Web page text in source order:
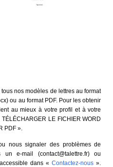
nos modèles de lettres au format
ou au format PDF. Pour les obtenir
au mieux à votre profil et à votre
LE FICHIER WORD
PDF ».
nous signaler des problèmes de
un e-mail (contact@talettre.fr) ou
dans «Contactez-nous ».